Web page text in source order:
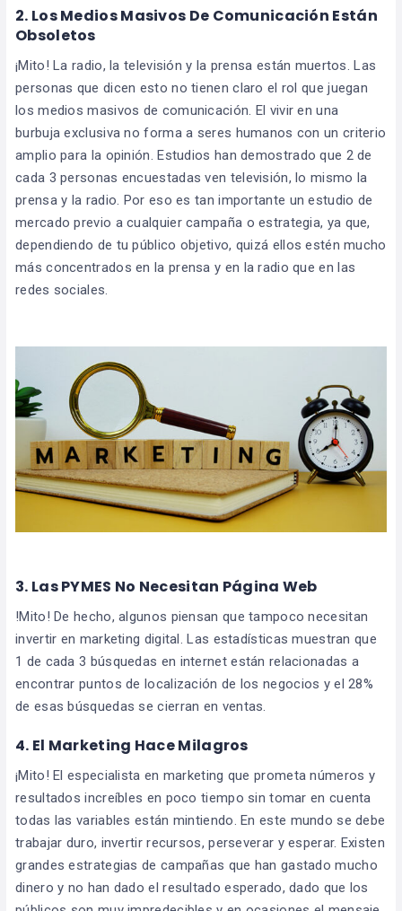
2. Los Medios Masivos De Comunicación Están
Obsoletos
¡Mito! La radio, la televisión y la prensa están muertos. Las
personas que dicen esto no tienen claro el rol que juegan
los medios masivos de comunicación. El vivir en una
burbuja exclusiva no forma a seres humanos con un criterio
amplio para la opinión. Estudios han demostrado que 2 de
cada 3 personas encuestadas ven televisión, lo mismo la
prensa y la radio. Por eso es tan importante un estudio de
mercado previo a cualquier campaña o estrategia, ya que,
dependiendo de tu público objetivo, quizá ellos estén mucho
más concentrados en la prensa y en la radio que en las
redes sociales.
3. Las PYMES No Necesitan Página Web
!Mito! De hecho, algunos piensan que tampoco necesitan
invertir en marketing digital. Las estadísticas muestran que
1 de cada 3 búsquedas en internet están relacionadas a
encontrar puntos de localización de los negocios y el 28%
de esas búsquedas se cierran en ventas.
4. El Marketing Hace Milagros
¡Mito! El especialista en marketing que prometa números y
resultados increíbles en poco tiempo sin tomar en cuenta
todas las variables están mintiendo. En este mundo se debe
trabajar duro, invertir recursos, perseverar y esperar. Existen
grandes estrategias de campañas que han gastado mucho
dinero y no han dado el resultado esperado, dado que los